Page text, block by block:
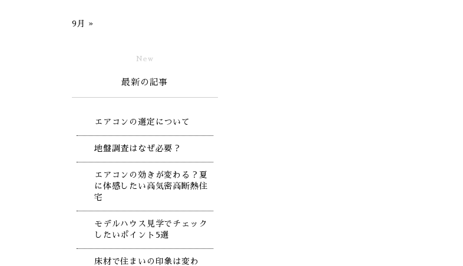
9月 »
New
最新の記事
エアコンの選定について
地盤調査はなぜ必要？
エアコンの効きが変わる？夏
に体感したい高気密高断熱住
宅
モデルハウス見学でチェック
したいポイント5選
床材で住まいの印象は変わ